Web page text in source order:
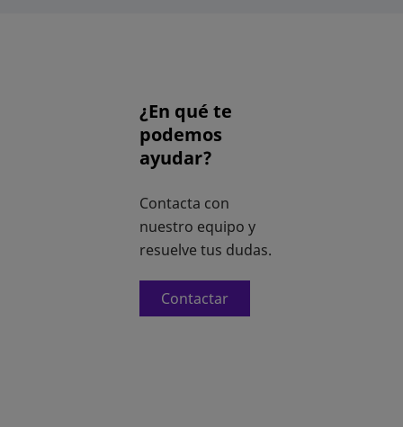
¿En qué te
podemos
ayudar?
Contacta con
nuestro equipo y
resuelve tus dudas.
Contactar